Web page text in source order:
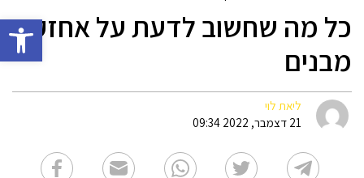
פתח
כל מה שחשוב לדעת על אחזקת
מבנים
ליאת לוי
21 דצמבר, 2022 09:34